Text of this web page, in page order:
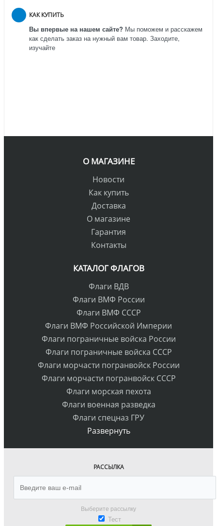
КАК КУПИТЬ
Вы впервые на нашем сайте? Мы поможем и расскажем
как сделать заказ на нужный вам товар. Заходите,
изучайте
О МАГАЗИНЕ
Новости
Как купить
Доставка
О магазине
Гарантия
Контакты
КАТАЛОГ ФЛАГОВ
Флаги ВДВ
Флаги ВМФ России
Флаги ВМФ СССР
Флаги ВМФ Российской Империи
Флаги пограничные войска России
Флаги пограничные войска СССР
Флаги морчасти погранвойск России
Флаги морчасти погранвойск СССР
Флаги морская пехота
Флаги военная разведка
Флаги спецназ ГРУ
Развернуть
РАССЫЛКА
Выберите рассылку
Тест